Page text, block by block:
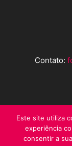
Contato:
Este site utiliza
experiência
consentir a